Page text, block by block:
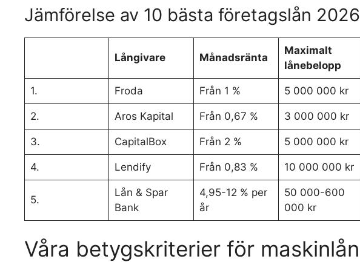
Jämförelse av 10 bästa företagslån 2026
Långivare Månadsränta
Maximalt
lånebelopp
1. Froda Från 1 % 5 000 000 kr
2. Aros Kapital Från 0,67 % 3 000 000 kr
3. CapitalBox Från 2 % 5 000 000 kr
4. Lendify Från 0,83 % 10 000 000 kr
5.
Lån & Spar
Bank
4,95-12 % per
år
50 000-600
000 kr
Våra betygskriterier för maskinlån